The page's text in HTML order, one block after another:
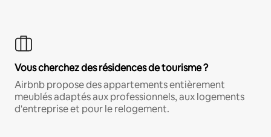
Vous cherchez des résidences de tourisme ?
Airbnb propose des appartements entièrement
meublés adaptés aux professionnels, aux logements
d'entreprise et pour le relogement.